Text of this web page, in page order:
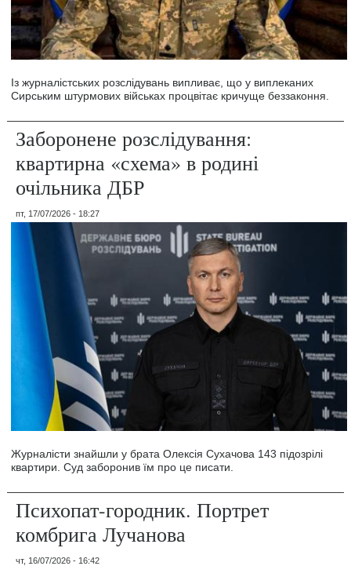
Із журналістських розслідувань випливає, що у виплеканих
Сирським штурмових військах процвітає кричуще беззаконня.
Заборонене розслідування:
квартирна «схема» в родині
очільника ДБР
пт, 17/07/2026 - 18:27
Журналісти знайшли у брата Олексія Сухачова 143 підозрілі
квартири. Суд заборонив їм про це писати.
Психопат-городник. Портрет
комбрига Лучанова
чт, 16/07/2026 - 16:42